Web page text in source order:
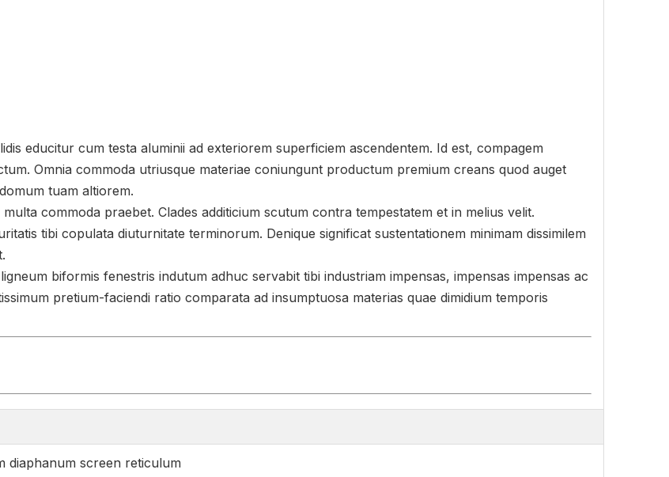
educitur cum testa aluminii ad exteriorem superficiem ascendentem. Id est, compagem
Omnia commoda utriusque materiae coniungunt productum premium creans quod auget
tuam altiorem.
commoda praebet. Clades additicium scutum contra tempestatem et in melius velit.
tibi copulata diuturnitate terminorum. Denique significat sustentationem minimam dissimilem
biformis fenestris indutum adhuc servabit tibi industriam impensas, impensas impensas ac
pretium-faciendi ratio comparata ad insumptuosa materias quae dimidium temporis
diaphanum screen reticulum